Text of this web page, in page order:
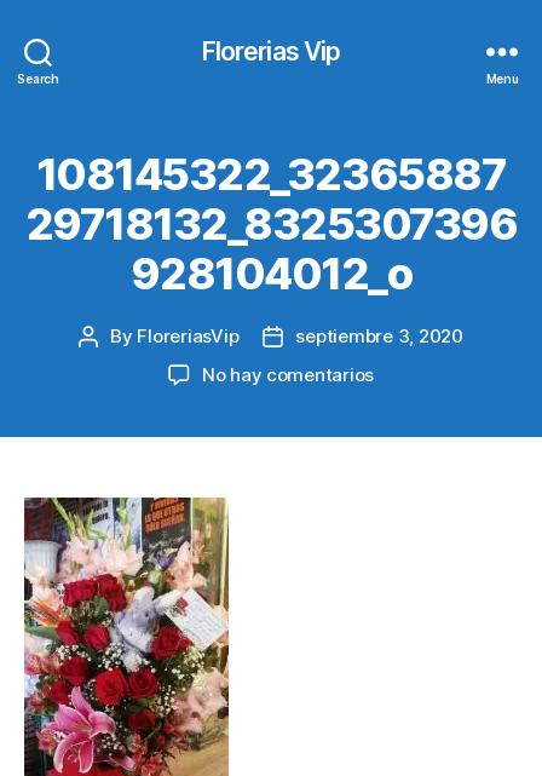
Search
Florerias Vip
Menu
108145322_32365887
29718132_8325307396
928104012_o
Post
By FloreriasVip
Postseptiembre 3, 2020
No hay comentariosen